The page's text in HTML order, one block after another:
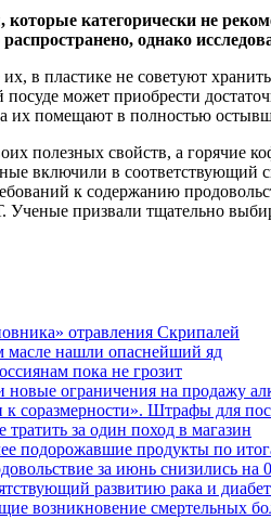
категорически не
однако
в пластике не советуют
может приобрести
их помещают в полностью
полезных свойств, а горячие
включили в соответствующий
к содержанию
призвали тщательно
отравления Скрипалей
нашли опаснейший яд
пока не грозит
новые ограничения на продажу
к соразмерности». Штрафы для
тратить за один поход в магазин
подорожавшие продукты по
за июнь снизились на
развитию рака и
возникновение смертельных